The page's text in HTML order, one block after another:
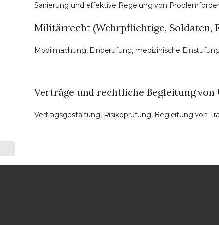
Sanierung und effektive Regelung von
Militärrecht (Wehrpflichtige, Soldaten,
Mobilmachung, Einberufung, medizinische
Verträge und rechtliche Begleitung von
Vertragsgestaltung, Risikoprüfung, Begleitung von